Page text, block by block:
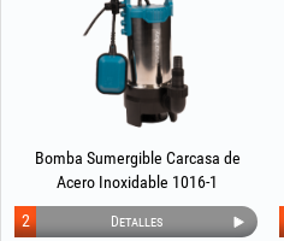
Bomba Sumergible Carcasa de
Acero Inoxidable 1016-1
EvoSanitary®
Detalles
2